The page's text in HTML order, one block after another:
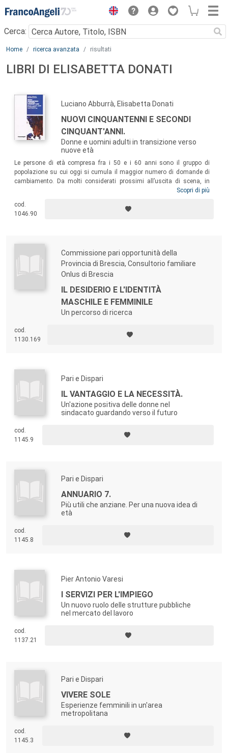
Menu
Cerca:
Main content
Home ricerca avanzata risultati
LIBRI DI ELISABETTA DONATI
Luciano Abburrà, Elisabetta Donati
NUOVI CINQUANTENNI E SECONDI
CINQUANT'ANNI.
Donne e uomini adulti in transizione verso
nuove età
Le persone di età compresa fra i 50 e i 60 anni sono il gruppo di
popolazione su cui oggi si cumula il maggior numero di domande di
cambiamento. Da molti considerati prossimi all’uscita di scena, in
realtà sono sempre più una componente strategica della popolazione.
intendimenti di questo segmento crescente della popolazione,
contribuendo a promuovere nuovi orientamenti d’analisi sui processi di
Scopri di più
cod.
1046.90
Commissione pari opportunità della
Provincia di Brescia, Consultorio familiare
Onlus di Brescia
IL DESIDERIO E L'IDENTITÀ
MASCHILE E FEMMINILE
Un percorso di ricerca
cod.
1130.169
Pari e Dispari
IL VANTAGGIO E LA NECESSITÀ.
Un'azione positiva delle donne nel
sindacato guardando verso il futuro
cod.
1145.9
Pari e Dispari
ANNUARIO 7.
Più utili che anziane. Per una nuova idea di
età
cod.
1145.8
Pier Antonio Varesi
I SERVIZI PER L'IMPIEGO
Un nuovo ruolo delle strutture pubbliche
nel mercato del lavoro
cod.
1137.21
Pari e Dispari
VIVERE SOLE
Esperienze femminili in un'area
metropolitana
cod.
1145.3